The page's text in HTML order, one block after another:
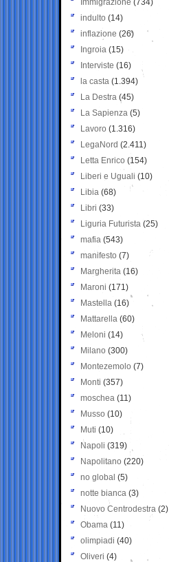
Immigrazione (734)
indulto (14)
inflazione (26)
Ingroia (15)
Interviste (16)
la casta (1.394)
La Destra (45)
La Sapienza (5)
Lavoro (1.316)
LegaNord (2.411)
Letta Enrico (154)
Liberi e Uguali (10)
Libia (68)
Libri (33)
Liguria Futurista (25)
mafia (543)
manifesto (7)
Margherita (16)
Maroni (171)
Mastella (16)
Mattarella (60)
Meloni (14)
Milano (300)
Montezemolo (7)
Monti (357)
moschea (11)
Musso (10)
Muti (10)
Napoli (319)
Napolitano (220)
no global (5)
notte bianca (3)
Nuovo Centrodestra (2)
Obama (11)
olimpiadi (40)
Oliveri (4)